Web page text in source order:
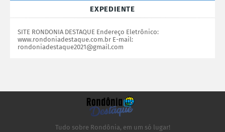
EXPEDIENTE
SITE RONDONIA DESTAQUE Endereço Eletrônico:
www.rondoniadestaque.com.br E-mail:
rondoniadestaque2021@gmail.com
Tudo sobre Rondônia, em um só lugar!